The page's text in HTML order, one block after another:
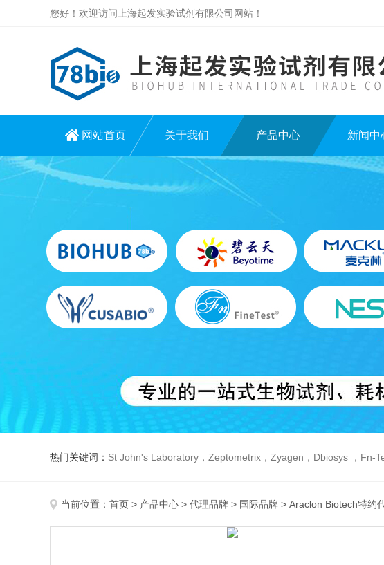
您好！欢迎访问上海起发实验试剂有限公司网站！
网站首页 关于我们 产品中心 新闻中
热门关键词： St John's Laboratory，Zeptometrix，Zyagen，Dbiosys ，Fn-Test武汉菲恩，Beyotime碧云天，Nest
当前位置： 首页 > 产品中心 > 代理品牌 > 国际品牌 > Araclon Biotech特约